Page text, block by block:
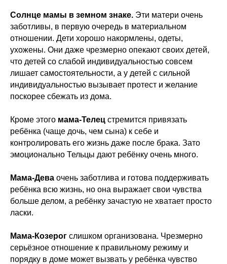
Солнце мамы в земном знаке. Эти матери очень
заботливы, в первую очередь в материальном
отношении. Дети хорошо накормлены, одеты,
ухожены. Они даже чрезмерно опекают своих детей,
что детей со слабой индивидуальностью совсем
лишает самостоятельности, а у детей с сильной
индивидуальностью вызывает протест и желание
поскорее сбежать из дома.
Кроме этого мама-Телец стремится привязать
ребёнка (чаще дочь, чем сына) к себе и
контролировать его жизнь даже после брака. Зато
эмоционально Тельцы дают ребёнку очень много.
Мама-Дева очень заботлива и готова поддерживать
ребёнка всю жизнь, но она выражает свои чувства
больше делом, а ребёнку зачастую не хватает просто
ласки.
Мама-Козерог слишком организована. Чрезмерно
серьёзное отношение к правильному режиму и
порядку в доме может вызвать у ребёнка чувство